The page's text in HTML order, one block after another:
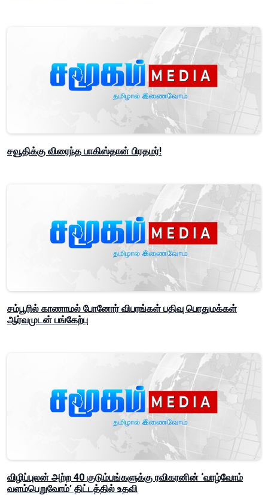
சவூதிக்கு விரைந்த பாகிஸ்தான் பிரதமர்!
சம்பூரில் காணாமல் போனோர் விபரங்கள் பதிவு பொதுமக்கள்
ஆர்வமுடன் பங்கேற்பு
விழிப்புலன் அற்ற 40 குடும்பங்களுக்கு ரவிகரனின் ‘வாழ்வோம்
வளம்பெறுவோம்’ திட்டத்தில் உதவி